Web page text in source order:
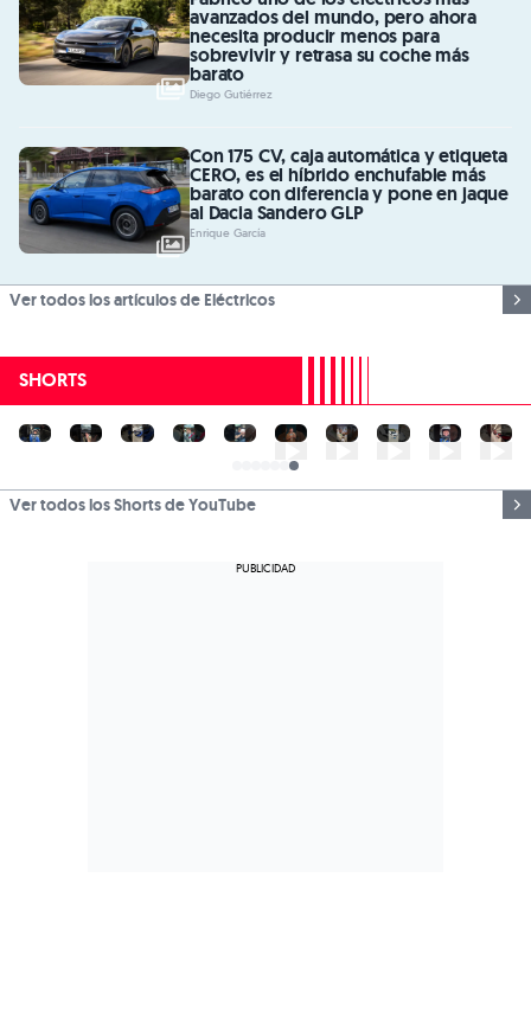
avanzados del mundo, pero ahora
necesita producir menos para
sobrevivir y retrasa su coche más
barato
Diego Gutiérrez
Con 175 CV, caja automática y etiqueta
CERO, es el híbrido enchufable más
barato con diferencia y pone en jaque
al Dacia Sandero GLP
Enrique García
Ver todos los artículos de Eléctricos
SHORTS
Ver todos los Shorts de YouTube